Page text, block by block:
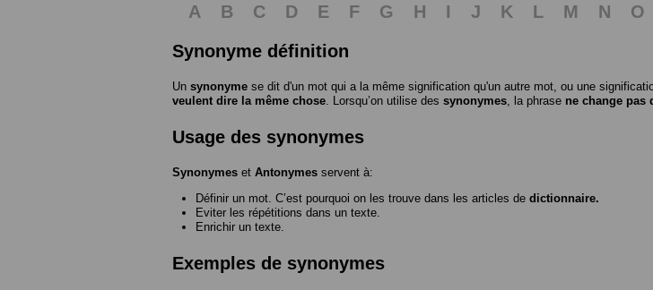
A B C D E F G H I J K L M N O
Synonyme définition
Un synonyme se dit d'un mot qui a la même signification qu'un autre mot, ou une
veulent dire la même chose . Lorsqu’on utilise des synonymes , la phrase ne change pas
Usage des synonymes
Synonymes et Antonymes servent à:
Définir un mot. C’est pourquoi on les trouve dans les articles de dictionnaire.
Eviter les répétitions dans un texte.
Enrichir un texte.
Exemples de synonymes